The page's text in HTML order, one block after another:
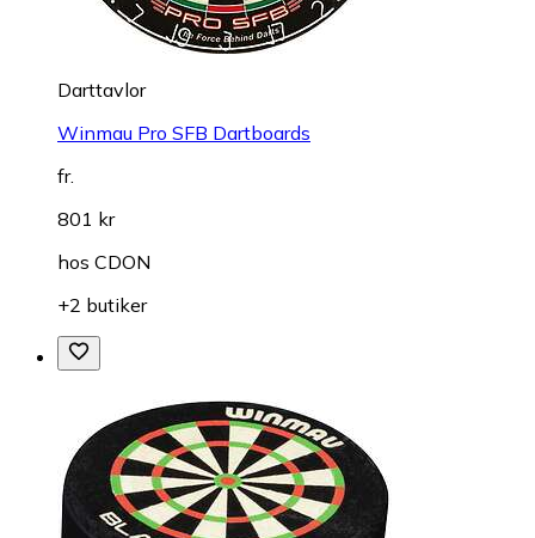
Darttavlor
Winmau Pro SFB Dartboards
fr.
801 kr
hos CDON
+2 butiker